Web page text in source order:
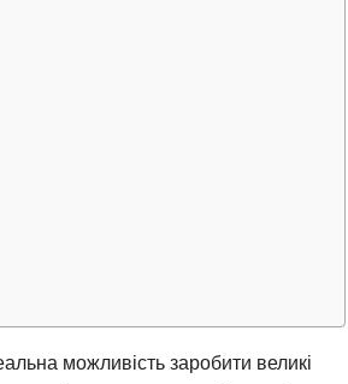
можливість заробити великі